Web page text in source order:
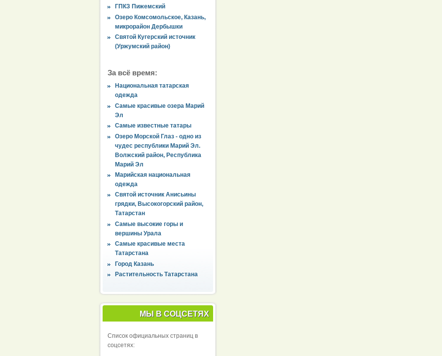
ГПКЗ Пижемский
Озеро Комсомольское, Казань,
микрорайон Дербышки
Святой Кугерский источник
(Уржумский район)
За всё время:
Национальная татарская
одежда
Самые красивые озера Марий
Эл
Самые известные татары
Озеро Морской Глаз - одно из
чудес республики Марий Эл.
Волжский район, Республика
Марий Эл
Марийская национальная
одежда
Святой источник Анисьины
грядки, Высокогорский район,
Татарстан
Самые высокие горы и
вершины Урала
Самые красивые места
Татарстана
Город Казань
Растительность Татарстана
МЫ В СОЦСЕТЯХ
Список официальных страниц в
соцсетях: